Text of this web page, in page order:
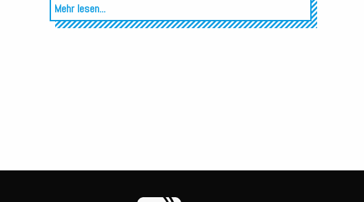
Mehr lesen...